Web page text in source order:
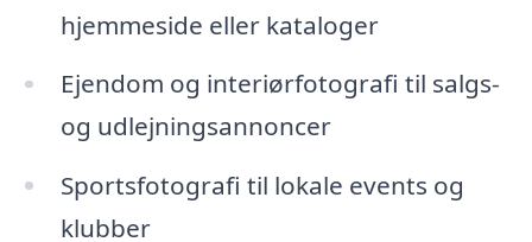
hjemmeside eller kataloger
Ejendom og interiørfotografi til salgs-
og udlejningsannoncer
Sportsfotografi til lokale events og
klubber